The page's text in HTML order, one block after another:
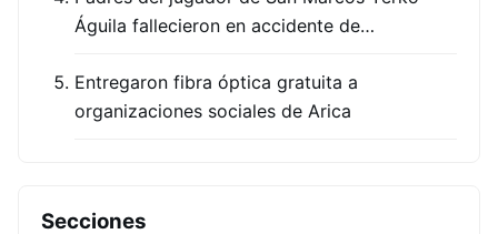
Águila fallecieron en accidente de…
Entregaron fibra óptica gratuita a
organizaciones sociales de Arica
Secciones